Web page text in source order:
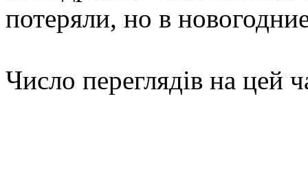
потеряли, но в
Число переглядів на цей